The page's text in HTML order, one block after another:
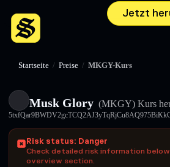
Jetzt
Startseite / Preise / MKGY-Kurs
Musk Glory (MKGY) Kurs
Risk status: Danger
Check detailed risk information
overview section.